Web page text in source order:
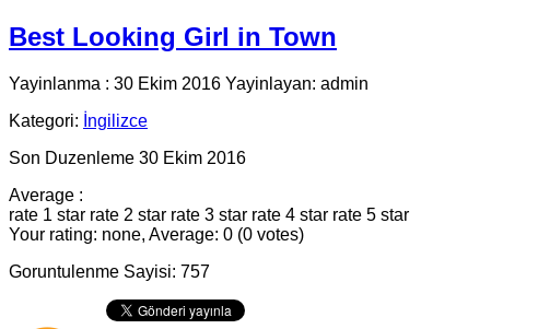
Best Looking Girl in Town
Yayinlanma : 30 Ekim 2016 Yayinlayan: admin
Kategori: İngilizce
Son Duzenleme 30 Ekim 2016
Average :
rate 1 star rate 2 star rate 3 star rate 4 star rate 5 star
Your rating: none, Average: 0 (0 votes)
Goruntulenme Sayisi: 757